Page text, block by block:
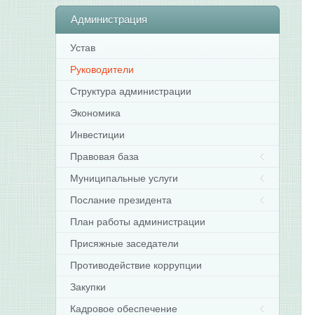
Администрация
Устав
Руководители
Структура администрации
Экономика
Инвестиции
Правовая база
Муниципальные услуги
Послание президента
План работы администрации
Присяжные заседатели
Противодействие коррупции
Закупки
Кадровое обеспечение